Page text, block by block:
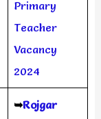
Primary
Teacher
Vacancy
2024
➥Rojgar